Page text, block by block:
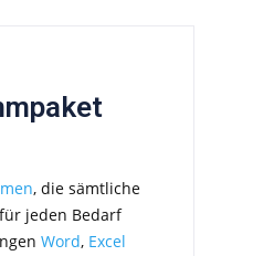
, die sämtliche
jeden Bedarf
Word, Excel